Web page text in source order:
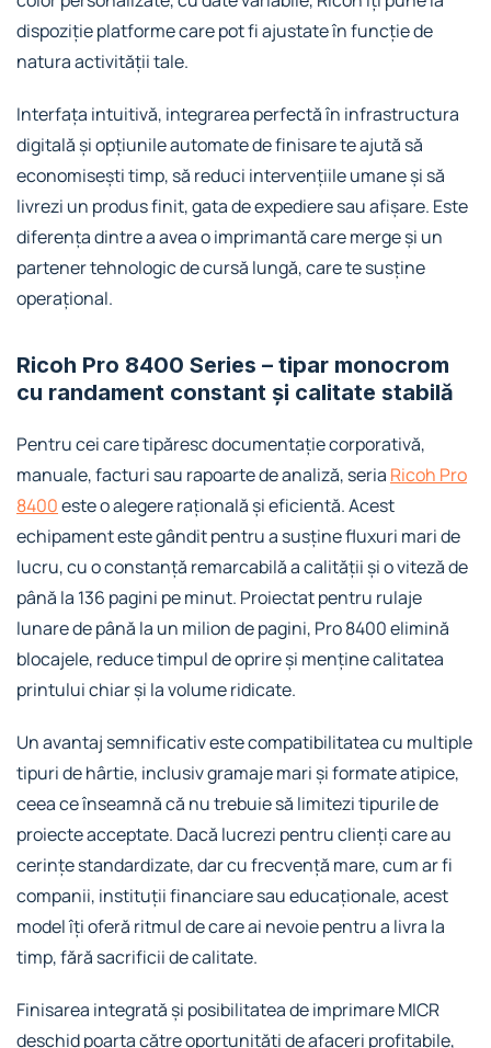
dispoziție platforme care pot fi ajustate în funcție de
natura activității tale.
Interfața intuitivă, integrarea perfectă în infrastructura
digitală și opțiunile automate de finisare te ajută să
economisești timp, să reduci intervențiile umane și să
livrezi un produs finit, gata de expediere sau afișare. Este
diferența dintre a avea o imprimantă care merge și un
partener tehnologic de cursă lungă, care te susține
operațional.
Ricoh Pro 8400 Series – tipar monocrom
cu randament constant și calitate stabilă
Pentru cei care tipăresc documentație corporativă,
manuale, facturi sau rapoarte de analiză, seria Ricoh Pro
8400este o alegere rațională și eficientă. Acest
echipament este gândit pentru a susține fluxuri mari de
lucru, cu o constanță remarcabilă a calității și o viteză de
până la 136 pagini pe minut. Proiectat pentru rulaje
lunare de până la un milion de pagini, Pro 8400 elimină
blocajele, reduce timpul de oprire și menține calitatea
printului chiar și la volume ridicate.
Un avantaj semnificativ este compatibilitatea cu multiple
tipuri de hârtie, inclusiv gramaje mari și formate atipice,
ceea ce înseamnă că nu trebuie să limitezi tipurile de
proiecte acceptate. Dacă lucrezi pentru clienți care au
cerințe standardizate, dar cu frecvență mare, cum ar fi
companii, instituții financiare sau educaționale, acest
model îți oferă ritmul de care ai nevoie pentru a livra la
timp, fără sacrificii de calitate.
Finisarea integrată și posibilitatea de imprimare MICR
deschid poarta către oportunități de afaceri profitabile,